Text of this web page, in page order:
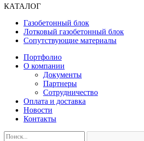
КАТАЛОГ
Газобетонный блок
Лотковый газобетонный блок
Сопутствующие материалы
Портфолио
О компании
Документы
Партнеры
Сотрудничество
Оплата и доставка
Новости
Контакты